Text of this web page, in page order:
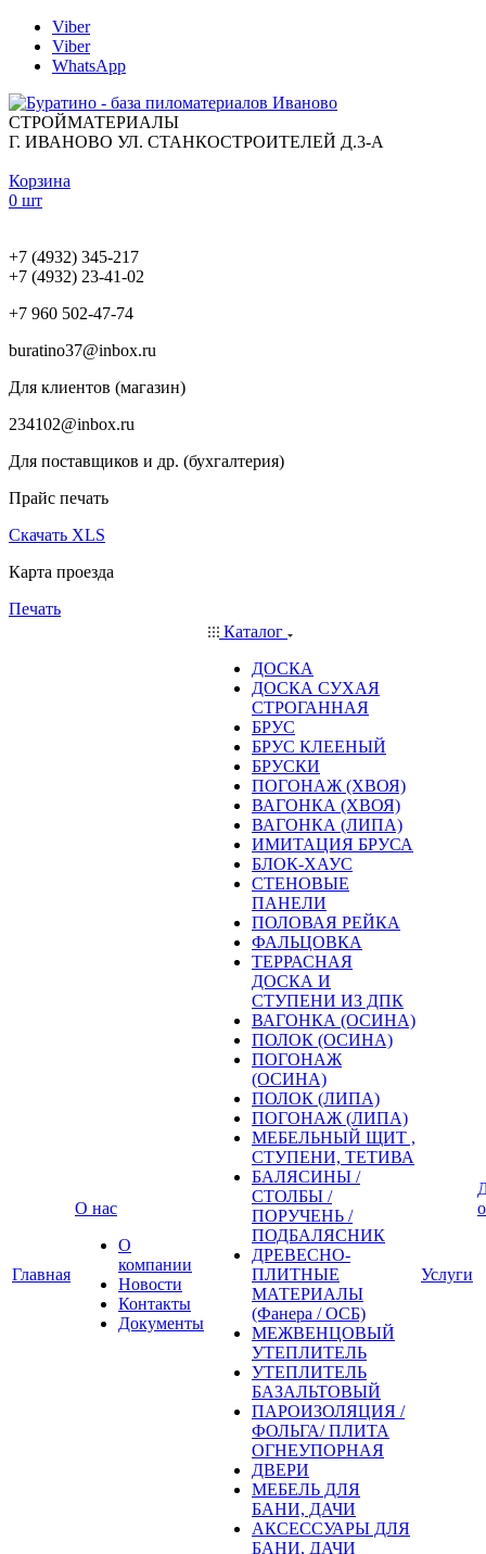
Viber
Viber
WhatsApp
СТРОЙМАТЕРИАЛЫ
Г. ИВАНОВО УЛ. СТАНКОСТРОИТЕЛЕЙ Д.3-А
Корзина
0 шт
+7 (4932) 345-217
+7 (4932) 23-41-02
+7 960 502-47-74
buratino37@inbox.ru
Для клиентов (магазин)
234102@inbox.ru
Для поставщиков и др. (бухгалтерия)
Прайс печать
Скачать XLS
Карта проезда
Печать
Главная
О нас
О
компании
Новости
Контакты
Документы
Каталог
ДОСКА
ДОСКА СУХАЯ
СТРОГАННАЯ
БРУС
БРУС КЛЕЕНЫЙ
БРУСКИ
ПОГОНАЖ (ХВОЯ)
ВАГОНКА (ХВОЯ)
ВАГОНКА (ЛИПА)
ИМИТАЦИЯ БРУСА
БЛОК-ХАУС
СТЕНОВЫЕ
ПАНЕЛИ
ПОЛОВАЯ РЕЙКА
ФАЛЬЦОВКА
ТЕРРАСНАЯ
ДОСКА И
СТУПЕНИ ИЗ ДПК
ВАГОНКА (ОСИНА)
ПОЛОК (ОСИНА)
ПОГОНАЖ
(ОСИНА)
ПОЛОК (ЛИПА)
ПОГОНАЖ (ЛИПА)
МЕБЕЛЬНЫЙ ЩИТ ,
СТУПЕНИ, ТЕТИВА
БАЛЯСИНЫ /
СТОЛБЫ /
ПОРУЧЕНЬ /
ПОДБАЛЯСНИК
ДРЕВЕСНО-
ПЛИТНЫЕ
МАТЕРИАЛЫ
(Фанера / ОСБ)
МЕЖВЕНЦОВЫЙ
УТЕПЛИТЕЛЬ
УТЕПЛИТЕЛЬ
БАЗАЛЬТОВЫЙ
ПАРОИЗОЛЯЦИЯ /
ФОЛЬГА/ ПЛИТА
ОГНЕУПОРНАЯ
ДВЕРИ
МЕБЕЛЬ ДЛЯ
БАНИ, ДАЧИ
АКСЕССУАРЫ ДЛЯ
БАНИ, ДАЧИ
Услуги